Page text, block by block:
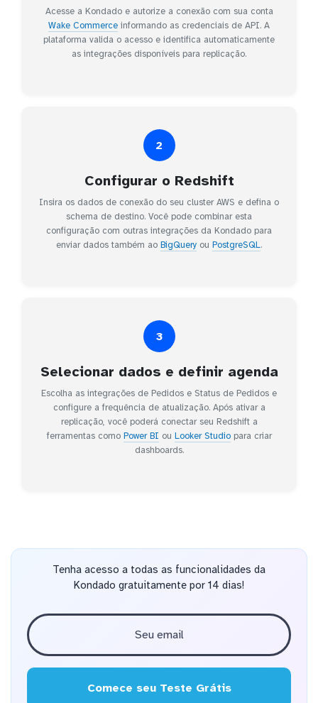
Acesse a Kondado e autorize a conexão com sua conta
Wake Commerce informando as credenciais de API. A
plataforma valida o acesso e identifica automaticamente
as integrações disponíveis para replicação.
2
Configurar o Redshift
Insira os dados de conexão do seu cluster AWS e defina o
schema de destino. Você pode combinar esta
configuração com outras integrações da Kondado para
enviar dados também ao BigQuery ou PostgreSQL.
3
Selecionar dados e definir agenda
Escolha as integrações de Pedidos e Status de Pedidos e
configure a frequência de atualização. Após ativar a
replicação, você poderá conectar seu Redshift a
ferramentas como Power BI ou Looker Studiopara criar
dashboards.
Tenha acesso a todas as funcionalidades da
Kondado gratuitamente por 14 dias!
Comece seu Teste Grátis